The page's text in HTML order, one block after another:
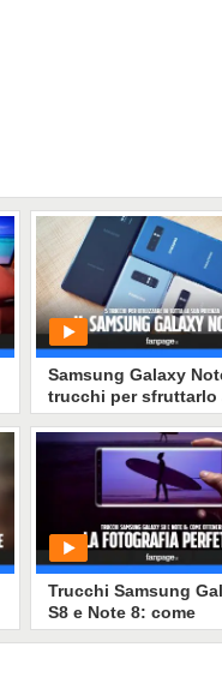
Samsung Galaxy
trucchi per sfruttarlo
meglio
PLAY
88289• diTecnologia
Trucchi Samsung
S8 e Note 8: come
migliorare le